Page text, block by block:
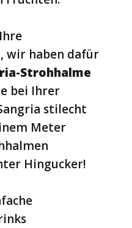
wir haben dafür
Strohhalme
bei Ihrer
stilecht
Meter
Hingucker!